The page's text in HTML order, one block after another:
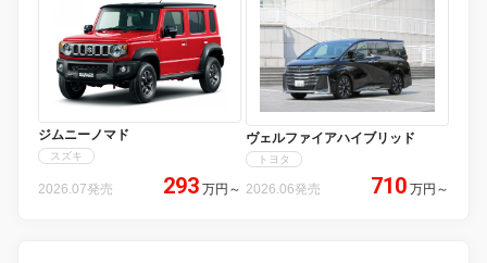
ジムニーノマド
スズキ
2026.07発売 293 万円 ～
ヴェルファイアハイブリッド
トヨタ
2026.06発売 710 万円 ～